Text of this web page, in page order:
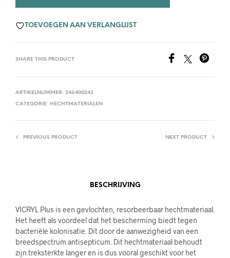
TOEVOEGEN AAN VERLANGLIJST
SHARE THIS PRODUCT
ARTIKELNUMMER: 246400242
CATEGORIE: HECHTMATERIALEN
PREVIOUS PRODUCT NEXT PRODUCT
BESCHRIJVING
VICRYL Plus is een gevlochten, resorbeerbaar hechtmateriaal.
Het heeft als voordeel dat het bescherming biedt tegen
bacteriële kolonisatie. Dit door de aanwezigheid van een
breedspectrum antisepticum. Dit hechtmateriaal behoudt
zijn treksterkte langer en is dus vooral geschikt voor het